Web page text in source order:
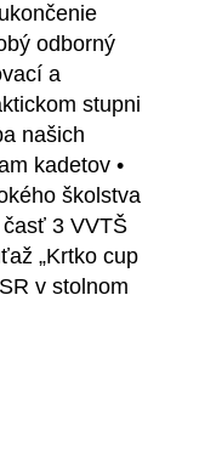
odborný
a
stupni
našich
kadetov •
školstva
3 VVTŠ
„Krtko cup
v stolnom